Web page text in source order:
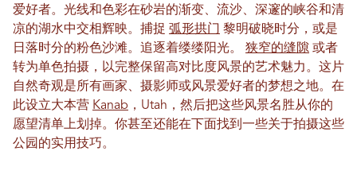
爱好者。光线和色彩在砂岩的渐变、流沙、深邃的峡谷和清
凉的湖水中交相辉映。捕捉 弧形拱门
黎明破晓时分，或是
日落时分的粉色沙滩。追逐着缕缕阳光。 狭窄的缝隙 或者
转为单色拍摄，以完整保留高对比度风景的艺术魅力。这片
自然奇观是所有画家、摄影师或风景爱好者的梦想之地。在
此设立大本营 Kanab ，Utah，然后把这些风景名胜从你的
愿望清单上划掉。你甚至还能在下面找到一些关于拍摄这些
公园的实用技巧。